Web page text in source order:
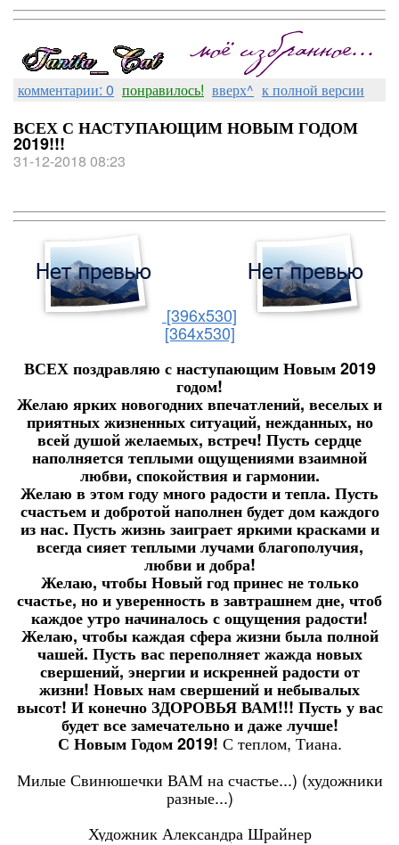
комментарии: 0 понравилось! вверх^ к полной версии
ВСЕХ С НАСТУПАЮЩИМ НОВЫМ ГОДОМ
2019!!!
31-12-2018 08:23
[396x530]
[364x530]
ВСЕХ поздравляю с наступающим Новым 2019
годом!
Желаю ярких новогодних впечатлений, веселых и
приятных жизненных ситуаций, нежданных, но
всей душой желаемых, встреч! Пусть сердце
наполняется теплыми ощущениями взаимной
любви, спокойствия и гармонии.
Желаю в этом году много радости и тепла. Пусть
счастьем и добротой наполнен будет дом каждого
из нас. Пусть жизнь заиграет яркими красками и
всегда сияет теплыми лучами благополучия,
любви и добра!
Желаю, чтобы Новый год принес не только
счастье, но и уверенность в завтрашнем дне, чтоб
каждое утро начиналось с ощущения радости!
Желаю, чтобы каждая сфера жизни была полной
чашей. Пусть вас переполняет жажда новых
свершений, энергии и искренней радости от
жизни! Новых нам свершений и небывалых
высот! И конечно ЗДОРОВЬЯ ВАМ!!! Пусть у вас
будет все замечательно и даже лучше!
С Новым Годом 2019! С теплом, Тиана.
Милые Свинюшечки ВАМ на счастье...) (художники
разные...)
Художник Александра Шрайнер